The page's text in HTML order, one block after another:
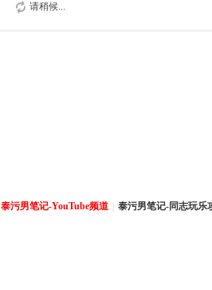
请稍候...
泰污男笔记-YouTube频道 泰污男笔记-同志玩乐